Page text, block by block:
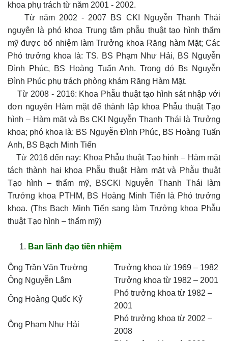
khoa phụ trách từ năm 2001 - 2002.
Từ năm 2002 - 2007 BS CKI Nguyễn Thanh Thái
nguyên là phó khoa Trung tâm phẫu thuật tạo hình thẩm
mỹ được bổ nhiệm làm Trưởng khoa Răng hàm Mặt; Các
Phó trưởng khoa là: TS. BS Phạm Như Hải, BS Nguyễn
Đình Phúc, BS Hoàng Tuấn Anh. Trong đó Bs Nguyễn
Đình Phúc phụ trách phòng khám Răng Hàm Mặt.
Từ 2008 - 2016: Khoa Phẫu thuật tạo hình sát nhập với
đơn nguyên Hàm mặt để thành lập khoa Phẫu thuật Tạo
hình – Hàm mặt và Bs CKI Nguyễn Thanh Thái là Trưởng
khoa; phó khoa là: BS Nguyễn Đình Phúc, BS Hoàng Tuấn
Anh, BS Bạch Minh Tiến
Từ 2016 đến nay: Khoa Phẫu thuật Tạo hình – Hàm mặt
tách thành hai khoa Phẫu thuật Hàm mặt và Phẫu thuật
Tạo hình – thẩm mỹ, BSCKI Nguyễn Thanh Thái làm
Trưởng khoa PTHM, BS Hoàng Minh Tiến là Phó trưởng
khoa. (Ths Bạch Minh Tiến sang làm Trưởng khoa Phẫu
thuật Tạo hình – thẩm mỹ)
Ban lãnh đạo tiền nhiệm
Ông Trần Văn Trường
Trưởng khoa từ 1969 – 1982
Ông Nguyễn Lâm
Trưởng khoa từ 1982 – 2001
Ông Hoàng Quốc Kỷ
Phó trưởng khoa từ 1982 –
2001
Ông Phạm Như Hải
Phó trưởng khoa từ 2002 –
2008